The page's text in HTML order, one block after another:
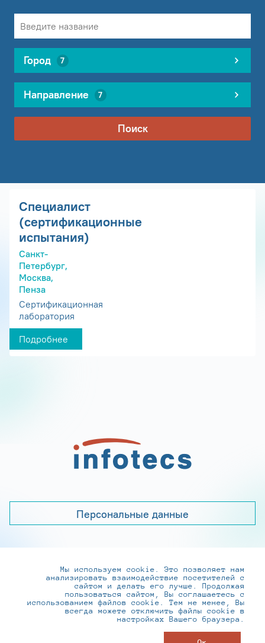
Город 7
Направление 7
Поиск
Специалист
(сертификационные
испытания)
Санкт-
Петербург,
Москва,
Пенза
Сертификационная
лаборатория
Подробнее
Персональные данные
+7 (495) 737-6192, 8-800-250-0-260
practice@infotecs.ru,hr@infotecs.ru
127273, г. Москва, Отрадная ул., 2Б строение 1
Мы используем cookie. Это позволяет нам
анализировать взаимодействие посетителей с
сайтом и делать его лучше. Продолжая
пользоваться сайтом, Вы соглашаетесь с
использованием файлов cookie. Тем не менее, Вы
всегда можете отключить файлы cookie в
настройках Вашего браузера.